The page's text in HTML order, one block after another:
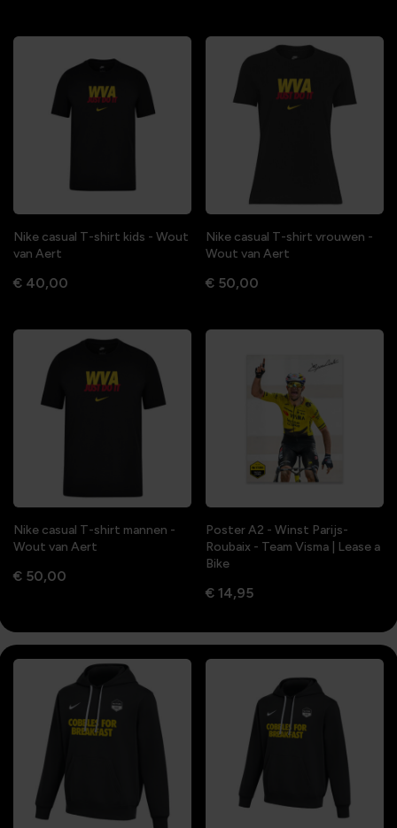
Nike casual T-shirt kids - Wout
van Aert
€ 40,00
Nike casual T-shirt vrouwen -
Wout van Aert
€ 50,00
Nike casual T-shirt mannen -
Wout van Aert
€ 50,00
Poster A2 - Winst Parijs-
Roubaix - Team Visma | Lease a
Bike
€ 14,95